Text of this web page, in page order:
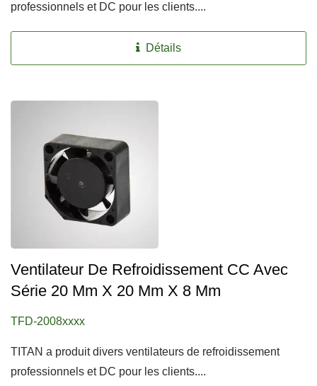
professionnels et DC pour les clients....
Détails
Ventilateur De Refroidissement CC Avec
Série 20 Mm X 20 Mm X 8 Mm
TFD-2008xxxx
TITAN a produit divers ventilateurs de refroidissement
professionnels et DC pour les clients....